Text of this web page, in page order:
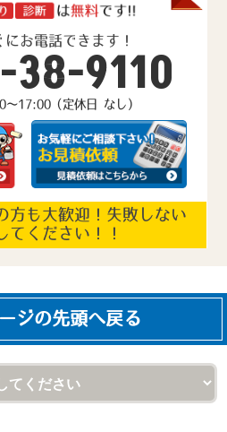
お電話できます！
38-9110
～17:00（定休日 なし）
方も大歓迎！失敗しない
てください！！
ジの先頭へ戻る